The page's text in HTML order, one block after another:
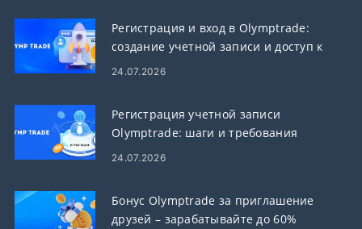
Регистрация и вход в Olymptrade:
создание учетной записи и доступ к
ней
24.07.2026
Регистрация учетной записи
Olymptrade: шаги и требования
24.07.2026
Бонус Olymptrade за приглашение
друзей – зарабатывайте до 60%